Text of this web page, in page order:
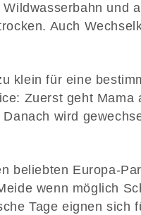
und
Auch
klein für eine
Zuerst geht Mama
wird
beliebten Europa-
wenn möglich
Tage eignen sich